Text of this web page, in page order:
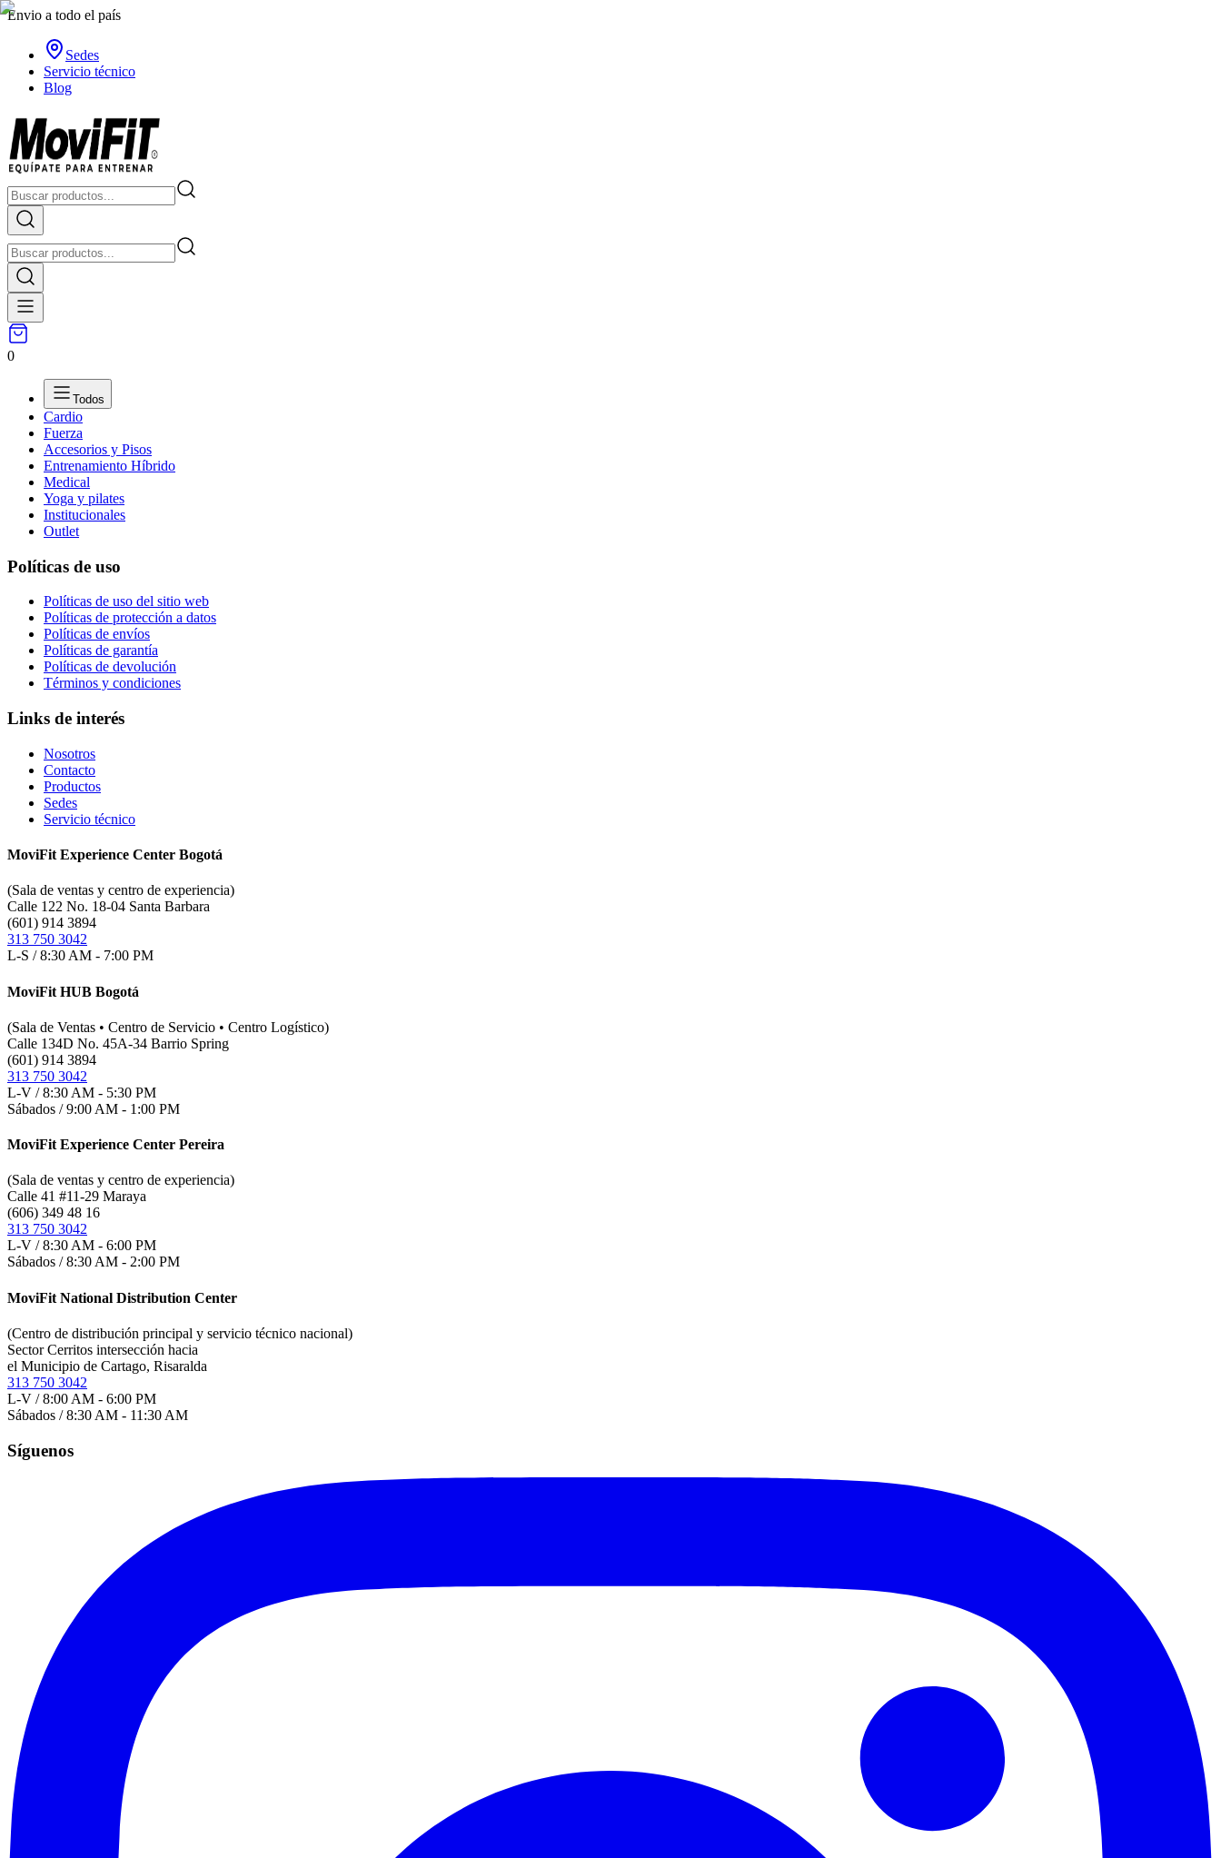
Envio a todo el país
Sedes
Servicio técnico
Blog
0
Todos
Cardio
Fuerza
Accesorios y Pisos
Entrenamiento Híbrido
Medical
Yoga y pilates
Institucionales
Outlet
Políticas de uso
Políticas de uso del sitio web
Políticas de protección a datos
Políticas de envíos
Políticas de garantía
Políticas de devolución
Términos y condiciones
Links de interés
Nosotros
Contacto
Productos
Sedes
Servicio técnico
MoviFit Experience Center Bogotá
(Sala de ventas y centro de experiencia)
Calle 122 No. 18-04 Santa Barbara
(601) 914 3894
313 750 3042
L-S / 8:30 AM - 7:00 PM
MoviFit HUB Bogotá
(Sala de Ventas • Centro de Servicio • Centro Logístico)
Calle 134D No. 45A-34 Barrio Spring
(601) 914 3894
313 750 3042
L-V / 8:30 AM - 5:30 PM
Sábados / 9:00 AM - 1:00 PM
MoviFit Experience Center Pereira
(Sala de ventas y centro de experiencia)
Calle 41 #11-29 Maraya
(606) 349 48 16
313 750 3042
L-V / 8:30 AM - 6:00 PM
Sábados / 8:30 AM - 2:00 PM
MoviFit National Distribution Center
(Centro de distribución principal y servicio técnico nacional)
Sector Cerritos intersección hacia
el Municipio de Cartago, Risaralda
313 750 3042
L-V / 8:00 AM - 6:00 PM
Sábados / 8:30 AM - 11:30 AM
Síguenos